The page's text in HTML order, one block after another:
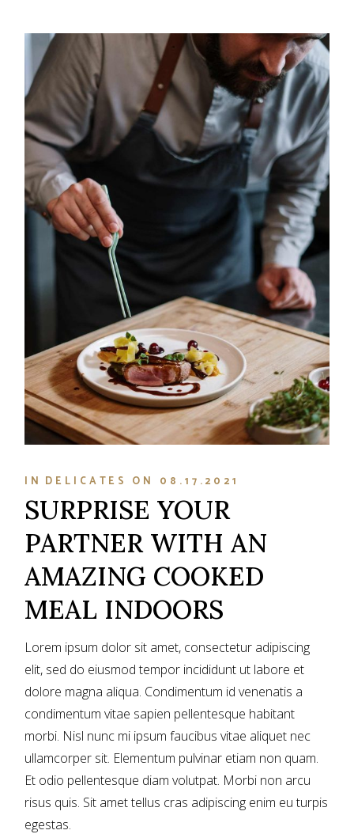
IN DELICATES ON 08.17.2021
SURPRISE YOUR
PARTNER WITH AN
AMAZING COOKED
MEAL INDOORS
Lorem ipsum dolor sit amet, consectetur adipiscing
elit, sed do eiusmod tempor incididunt ut labore et
dolore magna aliqua. Condimentum id venenatis a
condimentum vitae sapien pellentesque habitant
morbi. Nisl nunc mi ipsum faucibus vitae aliquet nec
ullamcorper sit. Elementum pulvinar etiam non quam.
Et odio pellentesque diam volutpat. Morbi non arcu
risus quis. Sit amet tellus cras adipiscing enim eu turpis
egestas.